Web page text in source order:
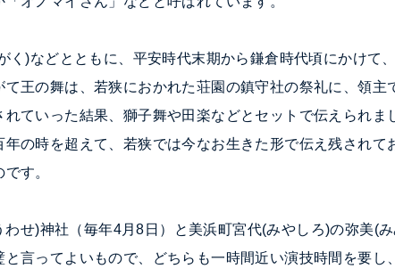
く)などとともに、平安時代末期から鎌倉時代頃にかけて
王の舞は、若狭におかれた荘園の鎮守社の祭礼に、領主
ていった結果、獅子舞や田楽などとセットで伝えられま
の時を超えて、若狭では今なお生きた形で伝え残されて
す。
わせ)神社（毎年4月8日）と美浜町宮代(みやしろ)の弥美(
言ってよいもので、どちらも一時間近い演技時間を要し